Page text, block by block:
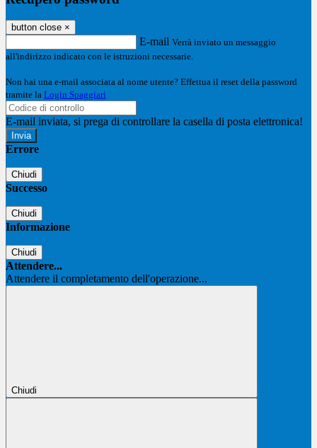
button close ×
E-mail Verrà inviato un messaggio
all'indirizzo indicato con le istruzioni necessarie.
Non hai una e-mail associata al nome utente? Effettua il reset della password
tramite la Login Spaggiari
E-mail inviata, si prega di controllare la casella di posta elettronica!
Errore
Chiudi
Successo
Chiudi
Informazione
Chiudi
Attendere...
Attendere il completamento dell'operazione...
Chiudi